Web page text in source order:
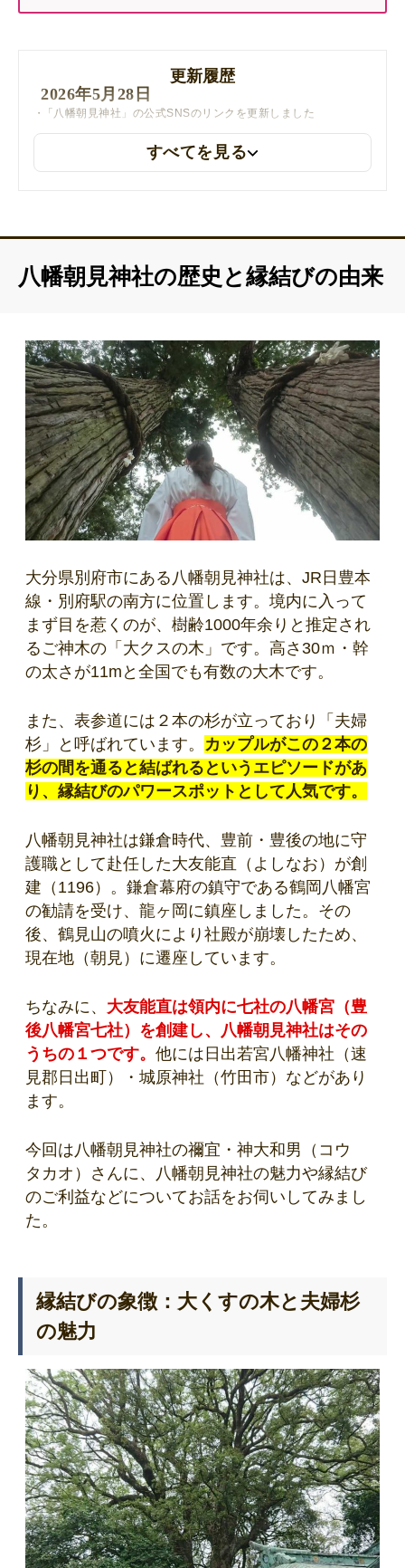
更新履歴
2026年5月28日
「八幡朝見神社」の公式SNSのリンクを更新しました
すべてを見る
八幡朝見神社の歴史と縁結びの由来
大分県別府市にある八幡朝見神社は、JR日豊本
線・別府駅の南方に位置します。境内に入って
まず目を惹くのが、樹齢1000年余りと推定され
るご神木の「大クスの木」です。高さ30ｍ・幹
の太さが11mと全国でも有数の大木です。
また、表参道には２本の杉が立っており「夫婦
杉」と呼ばれています。 カップルがこの２本の
杉の間を通ると結ばれるというエピソードがあ
り、縁結びのパワースポットとして人気です。
八幡朝見神社は鎌倉時代、豊前・豊後の地に守
護職として赴任した大友能直（よしなお）が創
建（1196）。鎌倉幕府の鎮守である鶴岡八幡宮
の勧請を受け、龍ヶ岡に鎮座しました。その
後、鶴見山の噴火により社殿が崩壊したため、
現在地（朝見）に遷座しています。
ちなみに、 大友能直は領内に七社の八幡宮（豊
後八幡宮七社）を創建し、八幡朝見神社はその
うちの１つです。 他には日出若宮八幡神社（速
見郡日出町）・城原神社（竹田市）などがあり
ます。
今回は八幡朝見神社の禰宜・神大和男（コウ
タカオ）さんに、八幡朝見神社の魅力や縁結び
のご利益などについてお話をお伺いしてみまし
た。
縁結びの象徴：大くすの木と夫婦杉
の魅力